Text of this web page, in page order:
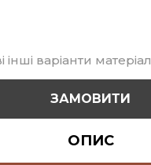
варіанти
ЗАМОВИТИ
ОПИС